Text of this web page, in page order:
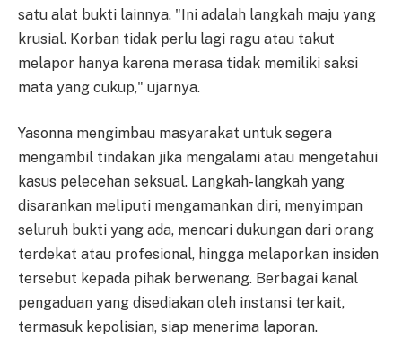
satu alat bukti lainnya. "Ini adalah langkah maju yang
krusial. Korban tidak perlu lagi ragu atau takut
melapor hanya karena merasa tidak memiliki saksi
mata yang cukup," ujarnya.
Yasonna mengimbau masyarakat untuk segera
mengambil tindakan jika mengalami atau mengetahui
kasus pelecehan seksual. Langkah-langkah yang
disarankan meliputi mengamankan diri, menyimpan
seluruh bukti yang ada, mencari dukungan dari orang
terdekat atau profesional, hingga melaporkan insiden
tersebut kepada pihak berwenang. Berbagai kanal
pengaduan yang disediakan oleh instansi terkait,
termasuk kepolisian, siap menerima laporan.